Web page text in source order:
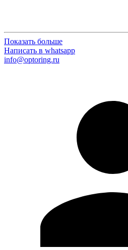
Показать больше
Написать в whatsapp
info@optoring.ru